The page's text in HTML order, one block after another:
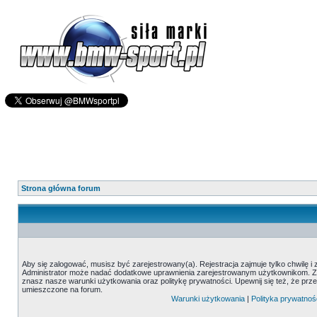
Strona główna forum
Aby się zalogować, musisz być zarejestrowany(a). Rejestracja zajmuje tylko chwilę i
Administrator może nadać dodatkowe uprawnienia zarejestrowanym użytkownikom.
znasz nasze warunki użytkowania oraz politykę prywatności. Upewnij się też, że
umieszczone na forum.
Warunki użytkowania | Polityka